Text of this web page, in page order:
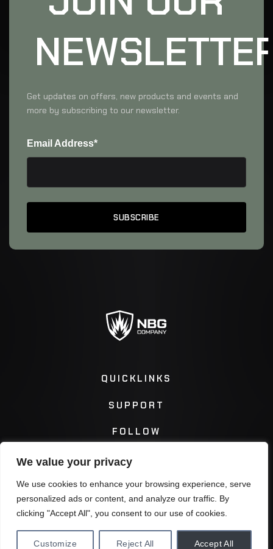
We value your privacy
We use cookies to enhance your browsing experience, serve
personalized ads or content, and analyze our traffic. By
clicking "Accept All", you consent to our use of cookies.
Customize Reject All Accept All
Get updates on offers, new products and events and
more by subscribing to our newsletter.
Email Address*
QUICKLINKS
SUPPORT
FOLLOW
Instagram